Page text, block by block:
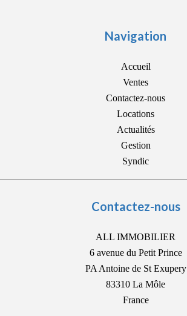
Navigation
Accueil
Ventes
Contactez-nous
Locations
Actualités
Gestion
Syndic
Contactez-nous
ALL IMMOBILIER
6 avenue du Petit Prince
PA Antoine de St Exupery
83310 La Môle
France